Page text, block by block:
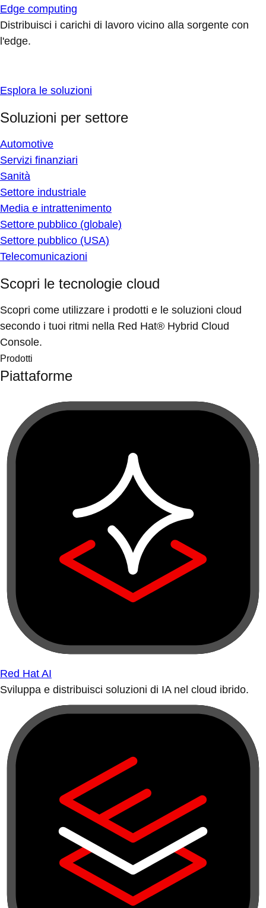
Edge computing
Distribuisci i carichi di lavoro vicino alla sorgente con
l'edge.
Esplora le soluzioni
Soluzioni per settore
Automotive
Servizi finanziari
Sanità
Settore industriale
Media e intrattenimento
Settore pubblico (globale)
Settore pubblico (USA)
Telecomunicazioni
Scopri le tecnologie cloud
Scopri come utilizzare i prodotti e le soluzioni cloud
secondo i tuoi ritmi nella Red Hat® Hybrid Cloud
Console.
Prodotti
Piattaforme
Red Hat AI
Sviluppa e distribuisci soluzioni di IA nel cloud ibrido.